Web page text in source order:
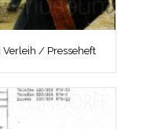
Verleih / Presseheft